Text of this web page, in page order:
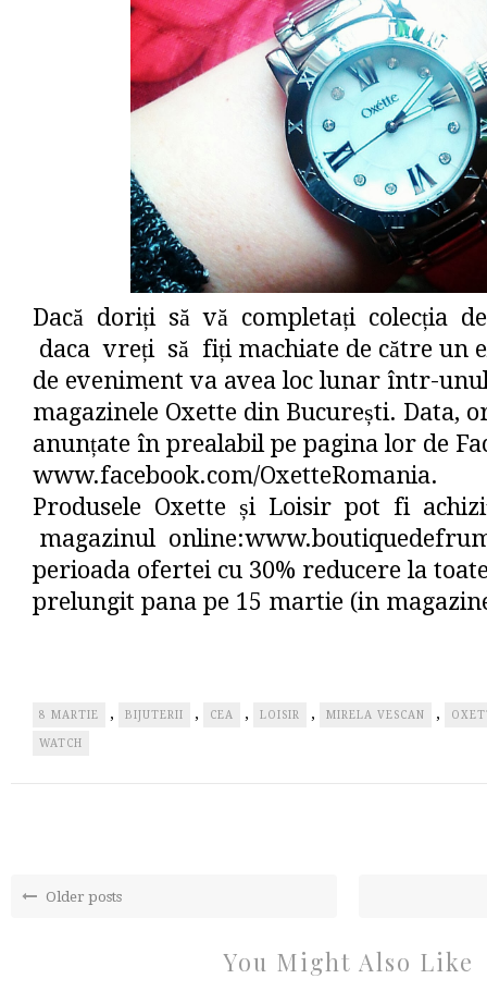
Dacă doriți să vă completați colecția
daca vreți să fiți machiate de către un
de eveniment va avea loc lunar într-
magazinele Oxette din București. Data,
anunțate în prealabil pe pagina lor de
www.facebook.com/OxetteRomania.
Produsele Oxette și Loisir pot fi
magazinul
perioada ofertei cu 30% reducere la
prelungit pana pe 15 martie (in
8 MARTIE , BIJUTERII , CEA , LOISIR , MIRELA VESCAN ,
WATCH
Older posts
You Might Also Like